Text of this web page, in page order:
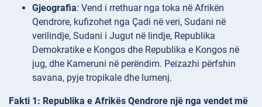
Gjeografia: Vend i rrethuar nga toka në Afrikën
Qendrore, kufizohet nga Çadi në veri, Sudani në
verilindje, Sudani i Jugut në lindje, Republika
Demokratike e Kongos dhe Republika e Kongos në
jug, dhe Kameruni në perëndim. Peizazhi përfshin
savana, pyje tropikale dhe lumenj.
Fakti 1: Republika e Afrikës Qendrore një nga vendet më